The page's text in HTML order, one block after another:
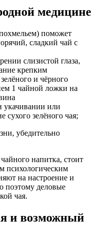
медицине
поможет
сладкий чай с
слизистой глаза,
крепким
и чёрного
1 чайной ложки на
укачивании или
зелёного чая;
убедительно
напитка, стоит
психологическим
на настроение и
поэтому деловые
чая.
и возможный